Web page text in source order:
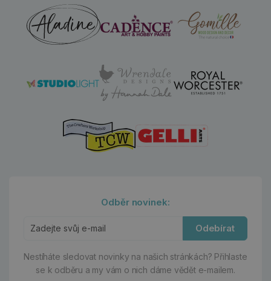
Odběr novinek:
Odebírat
Nestíháte sledovat novinky na našich stránkách? Přihlaste
se k odběru a my vám o nich dáme vědět e-mailem.